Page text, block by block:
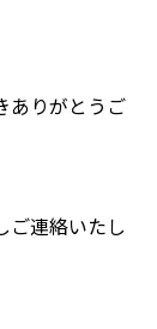
ありがとうご
ご連絡いたし